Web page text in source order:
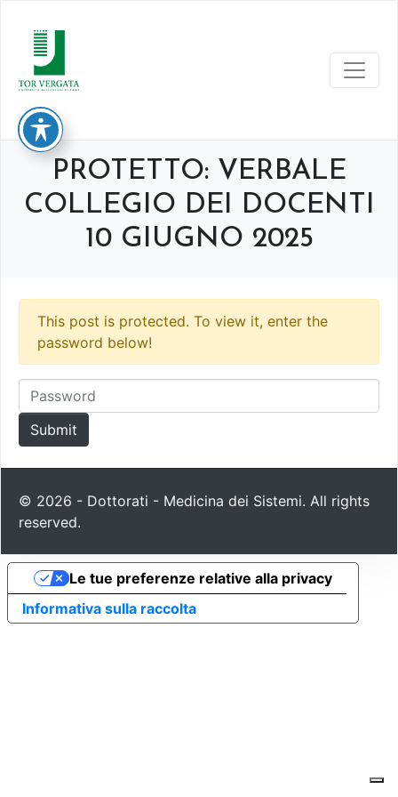
PROTETTO: VERBALE
COLLEGIO DEI DOCENTI
10 GIUGNO 2025
This post is protected. To view it, enter the
password below!
© 2026 - Dottorati - Medicina dei Sistemi. All rights
reserved.
Informativa sulla raccolta
Le tue preferenze relative alla privacy